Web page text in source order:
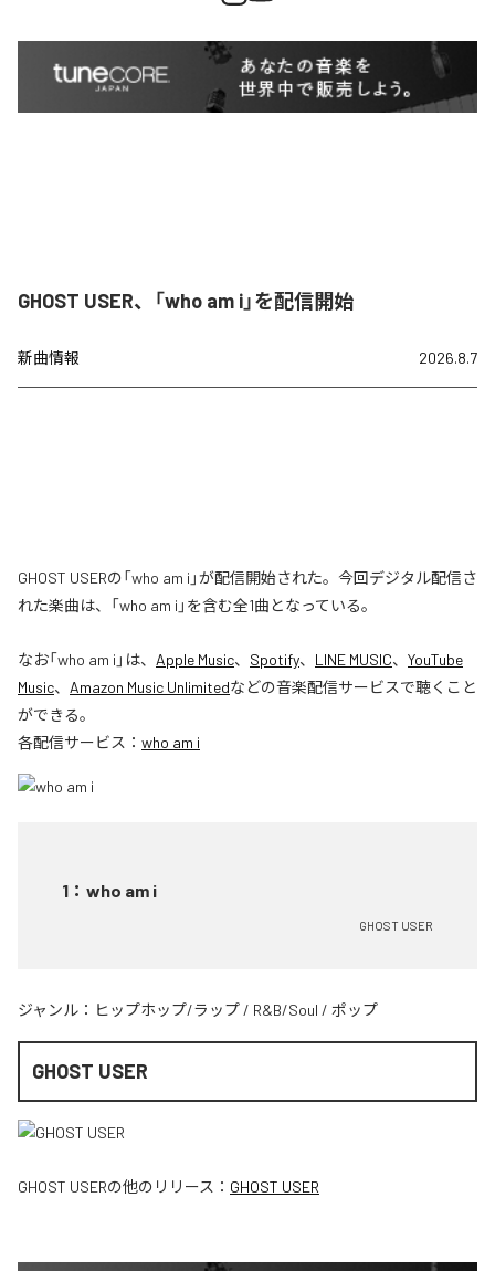
GHOST USER、「who am i」を配信開始
新曲情報 2026.8.7
GHOST USERの「who am i」が配信開始された。今回デジタル配信さ
れた楽曲は、「who am i」を含む全1曲となっている。
なお「who am i 」は、 Apple Music、 Spotify、 LINE MUSIC、 YouTube
Music、 Amazon Music Unlimitedなどの音楽配信サービスで聴くこと
ができる。
各配信サービス： who am i
1 ： who am i
GHOST USER
ジャンル： ヒップホップ/ラップ / R&B/Soul / ポップ
GHOST USER
GHOST USERの他のリリース： GHOST USER